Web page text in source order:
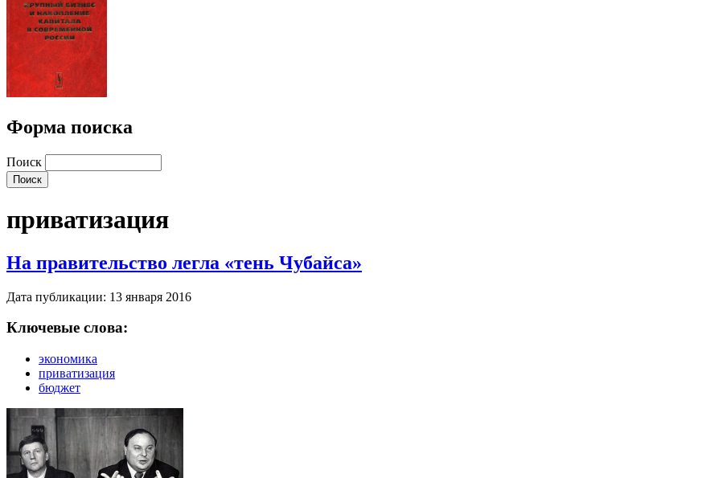
Форма поиска
Поиск
приватизация
На правительство легла «тень Чубайса»
Дата публикации: 13 января 2016
Ключевые слова:
экономика
приватизация
бюджет